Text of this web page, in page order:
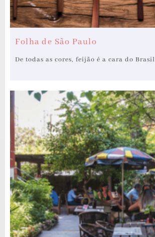
Folha de São Paulo
De todas as cores, feijão é a cara do Brasil